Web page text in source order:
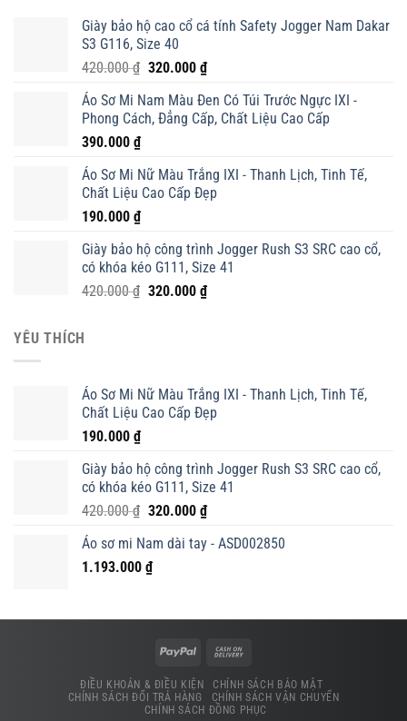
Giày bảo hộ cao cổ cá tính Safety Jogger Nam Dakar
S3 G116, Size 40
420.000₫ Giá
là:
420.000 ₫.
320.000 ₫Giá
tại
là:
Áo Sơ Mi Nam Màu Đen Có Túi Trước Ngực IXI -
Phong Cách, Đẳng Cấp, Chất Liệu Cao Cấp
390.000 ₫
Áo Sơ Mi Nữ Màu Trắng IXI - Thanh Lịch, Tinh Tế,
Chất Liệu Cao Cấp Đẹp
190.000 ₫
Giày bảo hộ công trình Jogger Rush S3 SRC cao cổ,
có khóa kéo G111, Size 41
420.000₫ Giá
320.000 ₫Giá
YÊU THÍCH
Áo Sơ Mi Nữ Màu Trắng IXI - Thanh Lịch, Tinh Tế,
Chất Liệu Cao Cấp Đẹp
190.000 ₫
Giày bảo hộ công trình Jogger Rush S3 SRC cao cổ,
có khóa kéo G111, Size 41
420.000₫ Giá
là:
420.000 ₫.
320.000 ₫Giá
tại
Áo sơ mi Nam dài tay - ASD002850
1.193.000 ₫
ĐIỀU KHOẢN & ĐIỀU KIỆN
CHÍNH SÁCH BẢO MẬT
CHÍNH SÁCH ĐỔI TRẢ HÀNG
CHÍNH SÁCH VẬN CHUYỂN
CHÍNH SÁCH ĐỒNG PHỤC